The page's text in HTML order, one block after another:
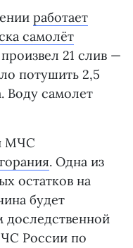
работает
самолёт
21 слив —
потушить 2,5
Воду самолет
МЧС
. Одна из
остатков на
будет
доследственной
России по